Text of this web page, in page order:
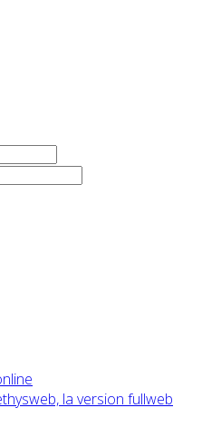
la version fullweb